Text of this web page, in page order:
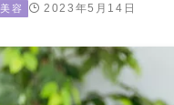
美容 2023年5月14日